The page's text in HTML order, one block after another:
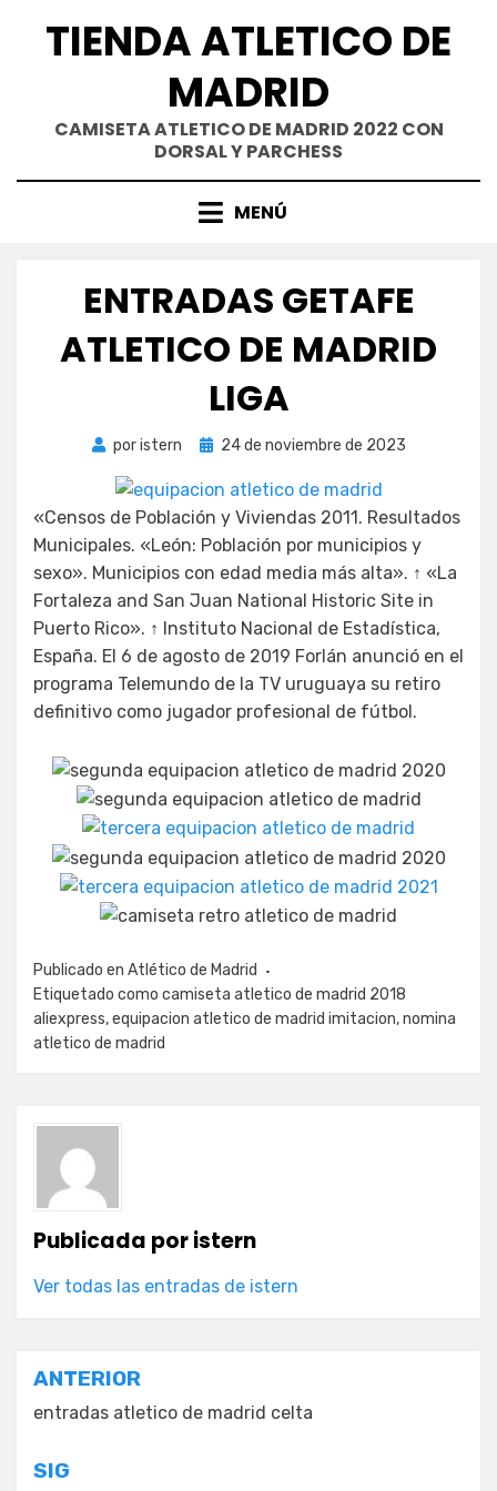
TIENDA ATLETICO DE
MADRID
CAMISETA ATLETICO DE MADRID 2022 CON
DORSAL Y PARCHESS
MENÚ
ENTRADAS GETAFE
ATLETICO DE MADRID
LIGA
poristern
Publicada
24 de noviembre de 2023
«Censos de Población y Viviendas 2011. Resultados
Municipales. «León: Población por municipios y
sexo». Municipios con edad media más alta». ↑ «La
Fortaleza and San Juan National Historic Site in
Puerto Rico». ↑ Instituto Nacional de Estadística,
España. El 6 de agosto de 2019 Forlán anunció en el
programa Telemundo de la TV uruguaya su retiro
definitivo como jugador profesional de fútbol.
Publicado en Atlético de Madrid
Etiquetado como camiseta atletico de madrid 2018
aliexpress,equipacion atletico de madrid imitacion,nomina
atletico de madrid
Publicada poristern
Ver todas las entradas de istern
Navegación
de
entradas
ANTERIOR
entradas atletico de madrid celta
SIG